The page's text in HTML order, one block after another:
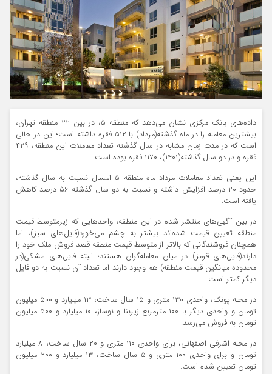
داده‌های بانک مرکزی نشان می‌دهد که منطقه ۵، در بین ۲۲ منطقه تهران،
بیشترین معامله را در ماه گذشته(مرداد) با ۵۱۲ فقره داشته است؛ این در حالی
است که در مدت زمان مشابه در سال گذشته تعداد معاملات این منطقه، ۴۲۹
فقره و در دو سال گذشته(۱۴۰۱)، ۱۱۷۰ فقره بوده است.
این یعنی تعداد معاملات مرداد ماه منطقه ۵ امسال نسبت به سال گذشته،
حدود ۲۰ درصد افزایش داشته و نسبت به دو سال گذشته ۵۶ درصد کاهش
یافته است.
در بین آگهی‌های منتشر شده در این منطقه، واحدهایی که زیرمتوسط قیمت
منطقه تعیین قیمت شده‌اند بیشتر به چشم می‌خورد(فایل‌های سبز)، اما
همچنان فروشندگانی که بالاتر از متوسط قیمت منطقه قصد فروش ملک خود را
دارند(فایل‌های قرمز) در میان معامله‌گران هستند؛ البته فایل‌های مشکی(در
محدوده میانگین قیمت منطقه) هم وجود دارند اما تعداد آن نسبت به دو فایل
دیگر کمتر است.
در محله پونک، واحدی ۱۳۰ متری و ۱۵ سال ساخت، ۱۳ میلیارد و ۵۰۰ میلیون
تومان و واحدی دیگر با ۱۰۰ مترمربع زیربنا و نوساز، ۱۰ میلیارد و ۵۰۰ میلیون
تومان به فروش می‌رسد.
در محله اشرفی اصفهانی، برای واحدی ۱۱۰ متری و ۲۰ سال ساخت، ۸ میلیارد
تومان و برای واحدی ۱۰۰ متری و ۵ سال ساخت، ۱۳ میلیارد و ۲۰۰ میلیون
تومان تعیین شده است.